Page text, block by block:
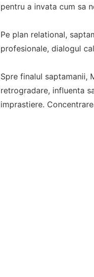
pentru a invata cum sa
Pe plan relational,
profesionale, dialogul
Spre finalul saptamanii,
retrogradare, influenta
imprastiere.